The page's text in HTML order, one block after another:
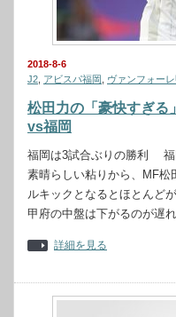
2018-8-6
J2 アビスパ福岡 ヴァンフォー
松田力の「豪快すぎる
vs福岡
福岡は3試合ぶりの勝利 福
素晴らしい粘りから、MF松
ルキックとなるとほとんど
甲府の中盤は下がるのが遅
詳細を見る